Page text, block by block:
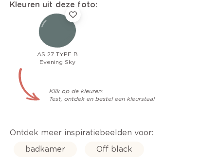
Kleuren uit deze foto:
AS 27 TYPE B
Evening Sky
Klik op de kleuren:
Test, ontdek en bestel een kleurstaal
Ontdek meer inspiratiebeelden voor:
badkamer
Off black